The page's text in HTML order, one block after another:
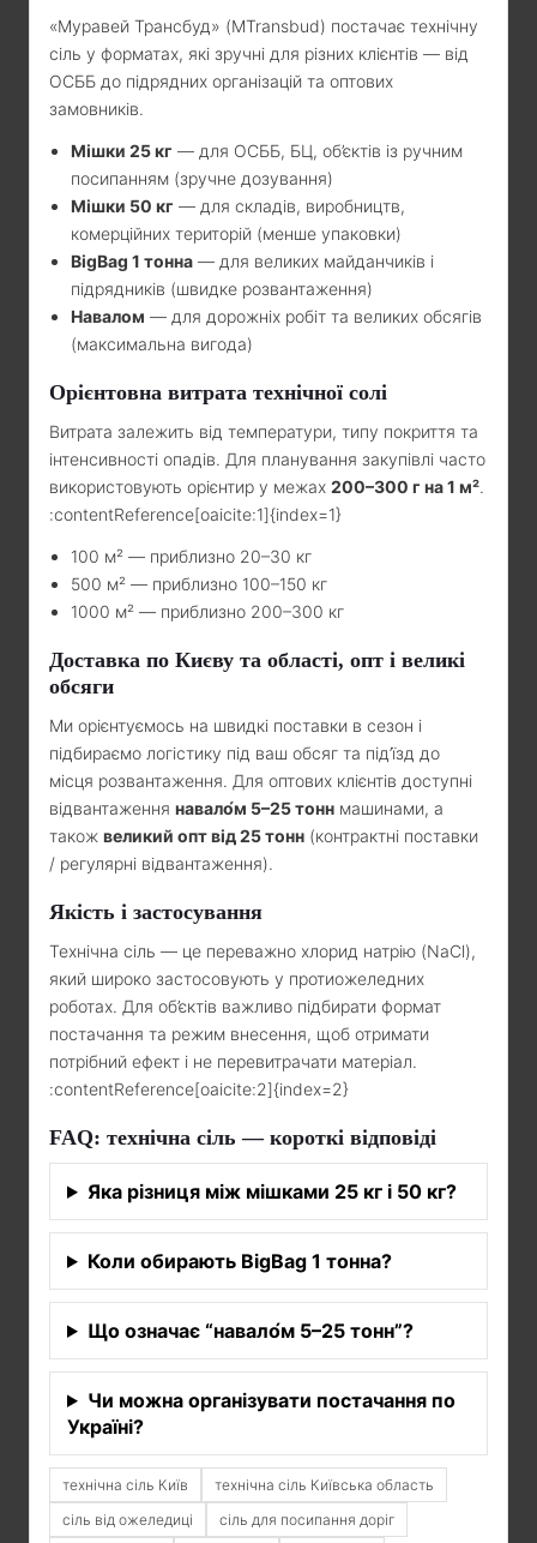
«Муравей Трансбуд» (MTransbud) постачає технічну
сіль у форматах, які зручні для різних клієнтів — від
ОСББ до підрядних організацій та оптових
замовників.
Мішки 25 кг — для ОСББ, БЦ, об’єктів із ручним
посипанням (зручне дозування)
Мішки 50 кг — для складів, виробництв,
комерційних територій (менше упаковки)
BigBag 1 тонна — для великих майданчиків і
підрядників (швидке розвантаження)
Навалом — для дорожніх робіт та великих обсягів
(максимальна вигода)
Орієнтовна витрата технічної солі
Витрата залежить від температури, типу покриття та
інтенсивності опадів. Для планування закупівлі часто
використовують орієнтир у межах 200–300 г на 1 м².
:contentReference[oaicite:1]{index=1}
100 м² — приблизно 20–30 кг
500 м² — приблизно 100–150 кг
1000 м² — приблизно 200–300 кг
Доставка по Києву та області, опт і великі
обсяги
Ми орієнтуємось на швидкі поставки в сезон і
підбираємо логістику під ваш обсяг та під’їзд до
місця розвантаження. Для оптових клієнтів доступні
відвантаження навало́м 5–25 тонн машинами, а
також великий опт від 25 тонн (контрактні поставки
/ регулярні відвантаження).
Якість і застосування
Технічна сіль — це переважно хлорид натрію (NaCl),
який широко застосовують у протиожеледних
роботах. Для об’єктів важливо підбирати формат
постачання та режим внесення, щоб отримати
потрібний ефект і не перевитрачати матеріал.
:contentReference[oaicite:2]{index=2}
FAQ: технічна сіль — короткі відповіді
Яка різниця між мішками 25 кг і 50 кг?
Коли обирають BigBag 1 тонна?
Що означає “навало́м 5–25 тонн”?
Чи можна організувати постачання по
Україні?
технічна сіль Київ
технічна сіль Київська область
сіль від ожеледиці
сіль для посипання доріг